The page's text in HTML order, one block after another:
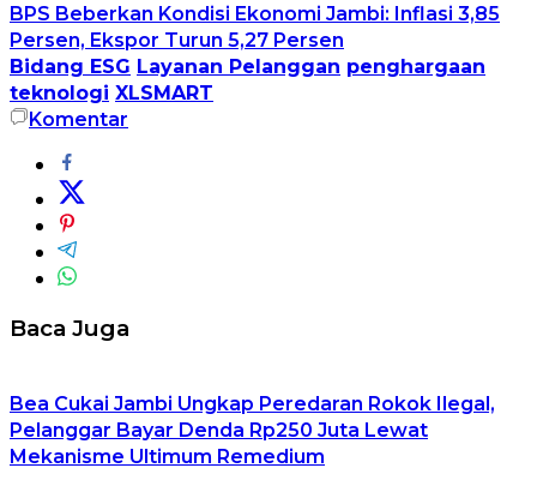
BPS Beberkan Kondisi Ekonomi Jambi: Inflasi 3,85
Persen, Ekspor Turun 5,27 Persen
Bidang ESG Layanan Pelanggan penghargaan
teknologi XLSMART
Komentar
Baca Juga
Bea Cukai Jambi Ungkap Peredaran Rokok Ilegal,
Pelanggar Bayar Denda Rp250 Juta Lewat
Mekanisme Ultimum Remedium